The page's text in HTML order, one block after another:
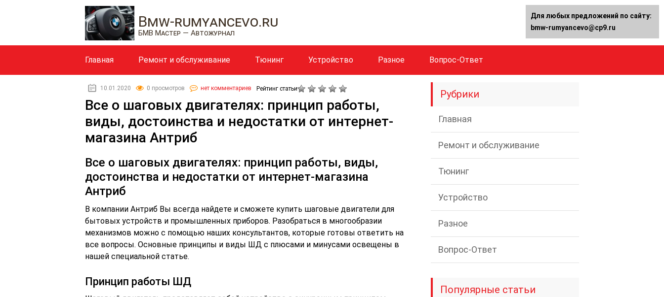
Bmw-rumyancevo.ru
БМВ Мастер — Автожурнал
Главная Ремонт и обслуживание Тюнинг Устройство Разное Вопрос-Ответ
10.01.2020 0 просмотров нет комментариев Рейтинг статьи
Все о шаговых двигателях: принцип работы,
виды, достоинства и недостатки от интернет-
магазина Антриб
Все о шаговых двигателях: принцип работы, виды,
достоинства и недостатки от интернет-магазина
Антриб
В компании Антриб Вы всегда найдете и сможете купить шаговые двигатели для
бытовых устройств и промышленных приборов. Разобраться в многообразии
механизмов можно с помощью наших консультантов, которые готовы ответить на
все вопросы. Основные принципы и виды ШД с плюсами и минусами освещены в
нашей специальной статье.
Принцип работы ШД
Рубрики
Главная
Ремонт и обслуживание
Тюнинг
Устройство
Разное
Вопрос-Ответ
Популярные статьи
Для любых предложений по сайту:
bmw-rumyancevo@cp9.ru